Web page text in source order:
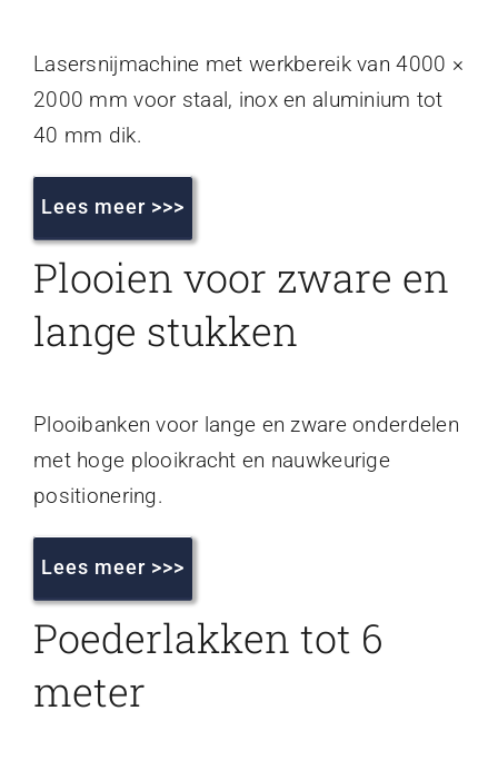
Lasersnijmachine met werkbereik van 4000 ×
2000 mm voor staal, inox en aluminium tot
40 mm dik.
Lees meer >>>
Plooien voor zware en
lange stukken
Plooibanken voor lange en zware onderdelen
met hoge plooikracht en nauwkeurige
positionering.
Lees meer >>>
Poederlakken tot 6
meter